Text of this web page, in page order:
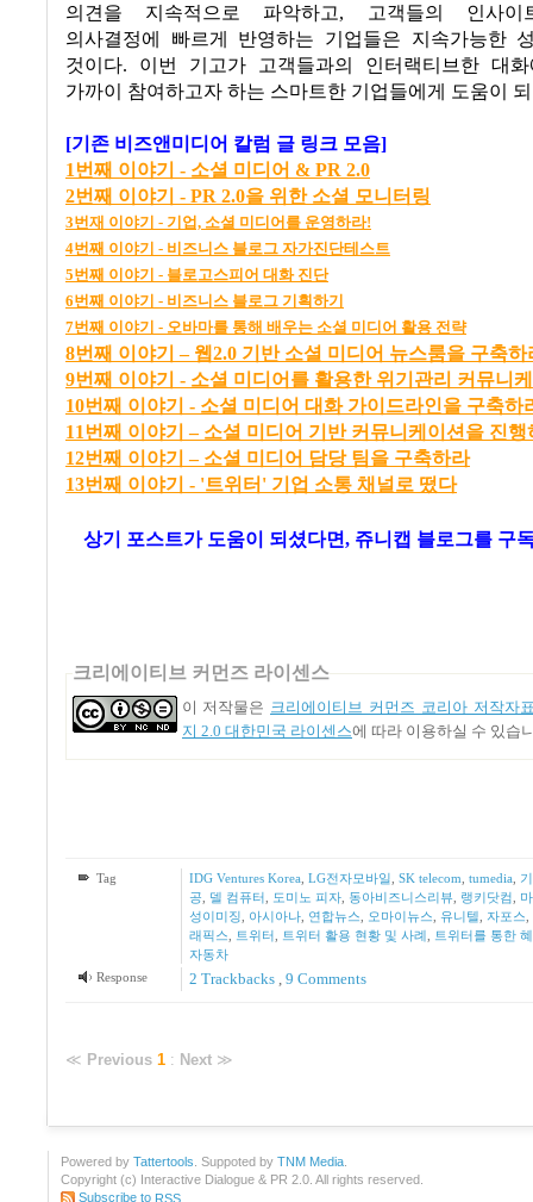
의견을 지속적으로 파악하고, 고객들의 인사이
의사결정에 빠르게 반영하는 기업들은 지속가능한
것이다. 이번 기고가 고객들과의 인터랙티브한 대
가까이 참여하고자 하는 스마트한 기업들에게 도움이
[기존 비즈앤미디어 칼럼 글 링크 모음]
1번째 이야기 - 소셜 미디어 & PR 2.0
2번째 이야기 - PR 2.0을 위한 소셜 모니터링
3번재 이야기 - 기업, 소셜 미디어를 운영하라!
4번째 이야기 - 비즈니스 블로그 자가진단테스트
5번째 이야기 - 블로고스피어 대화 진단
6번째 이야기 - 비즈니스 블로그 기획하기
7번째 이야기 - 오바마를 통해 배우는 소셜 미디어 활용 전략
8번째 이 야기 – 웹2.0 기 반 소셜 미 디어 뉴스룸을 구축하
9번째 이야기 - 소셜 미디어를 활용한 위기관리 커뮤니
10번째 이야기 - 소셜 미디어 대화 가이드라인을 구축하
11번째 이 야기 – 소셜 미 디어 기 반 커 뮤니 케 이 션을 진행
12번째 이 야기 – 소셜 미 디어 담당 팀을 구축하라
13번째 이야기 - '트위터' 기업 소통 채널로 떴다
상기 포스트가 도움이 되셨다면, 쥬니캡 블로그를 구
크리에이티브 커먼즈 라이센스
이 저작물은 크리에이티브 커먼즈 코리아 저작자
지 2.0 대한민국 라이센스에 따라 이용하실 수 있습
Tag IDG Ventures Korea LG전자모바일 SK telecom tumedia
공, 델 컴퓨터 도미노 피자, 동아비즈니스리뷰, 랭키닷컴
성이미징
아시아나, 연합뉴스 오마이뉴스 유니텔 자포스
래픽스
트위터 트위터 활용 현황 및 사례
트위터를 통한
자동차
Response
2 Trackbacks , 9 Comments
≪ Previous 1 : Next ≫
Powered by Tattertools . Suppoted by TNM Media
Copyright (c) Interactive Dialogue & PR 2.0. All rights reserved.
Subscribe to RSS